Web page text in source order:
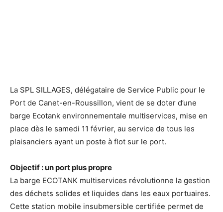
La SPL SILLAGES, délégataire de Service Public pour le
Port de Canet-en-Roussillon, vient de se doter d’une
barge Ecotank environnementale multiservices, mise en
place dès le samedi 11 février, au service de tous les
plaisanciers ayant un poste à flot sur le port.
Objectif : un port plus propre
La barge ECOTANK multiservices révolutionne la gestion
des déchets solides et liquides dans les eaux portuaires.
Cette station mobile insubmersible certifiée permet de